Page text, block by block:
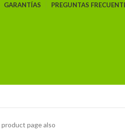
GARANTÍAS PREGUNTAS
page also